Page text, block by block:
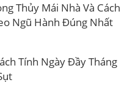
Thủy Mái Nhà Và Cách
Ngũ Hành Đúng Nhất
Tính Ngày Đầy Tháng